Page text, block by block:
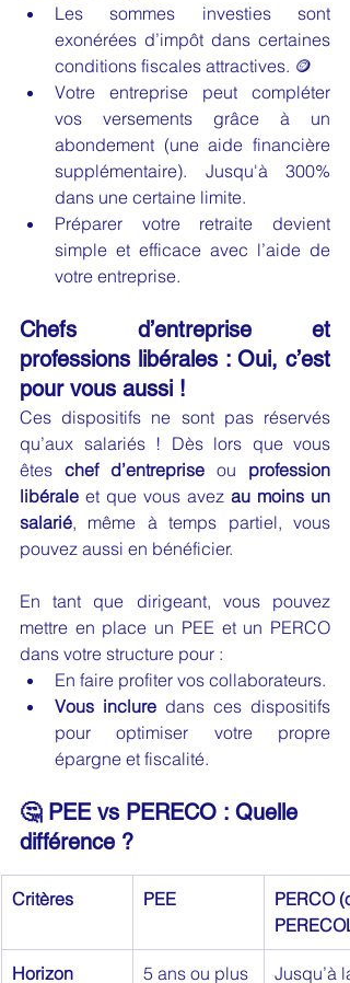
Les sommes investies sont
exonérées d’impôt dans certaines
conditions fiscales attractives. 🪙
Votre entreprise peut compléter
vos versements grâce à un
abondement (une aide financière
supplémentaire). Jusqu'à 300%
dans une certaine limite.
Préparer votre retraite devient
simple et efficace avec l’aide de
votre entreprise.
Chefs d’entreprise et
professions libérales : Oui, c’est
pour vous aussi !
Ces dispositifs ne sont pas réservés
qu’aux salariés ! Dès lors que vous
êtes chef d’entreprise ou profession
libérale et que vous avez au moins un
salarié, même à temps partiel, vous
pouvez aussi en bénéficier.
En tant que dirigeant, vous pouvez
mettre en place un PEE et un PERCO
dans votre structure pour :
En faire profiter vos collaborateurs.
Vous inclure dans ces dispositifs
pour optimiser votre propre
épargne et fiscalité.
🤔 PEE vs PERECO : Quelle
différence ?
Critères PEE
PERCO
PERECOL)
Horizon 5 ans ou plus Jusqu’à la